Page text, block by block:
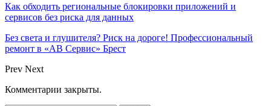
Как обходить региональные блокировки приложений и
сервисов без риска для данных
Без света и глушителя? Риск на дороге! Профессиональный
ремонт в «АВ Сервис» Брест
Prev Next
Комментарии закрыты.